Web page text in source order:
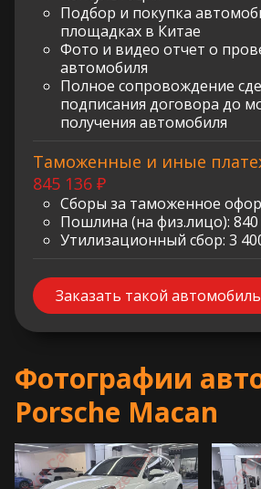
Подбор и покупка
площадках в Китае
Фото и видео отчет о
автомобиля
Полное сопровождение
подписания договора до
получения автомобиля
Таможенные и иные
845 136 ₽
Сборы за таможенное
Пошлина (на физ.лицо): 840
Утилизационный сбор: 3
Заказать такой автомобиль
Фотографии
Porsche Macan